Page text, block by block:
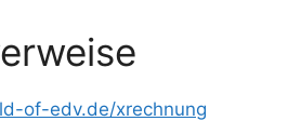
of-edv.de/xrechnung